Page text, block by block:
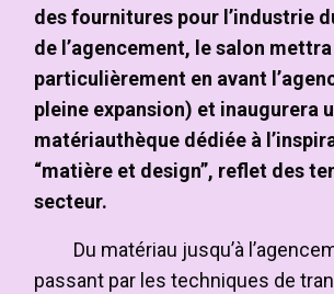
des fournitures pour l’industrie
de l’agencement, le salon mettra
particulièrement en avant
pleine expansion) et inaugurera
matériauthèque dédiée à
“matière et design”, reflet des
secteur.
Du matériau jusqu’à
passant par les techniques de